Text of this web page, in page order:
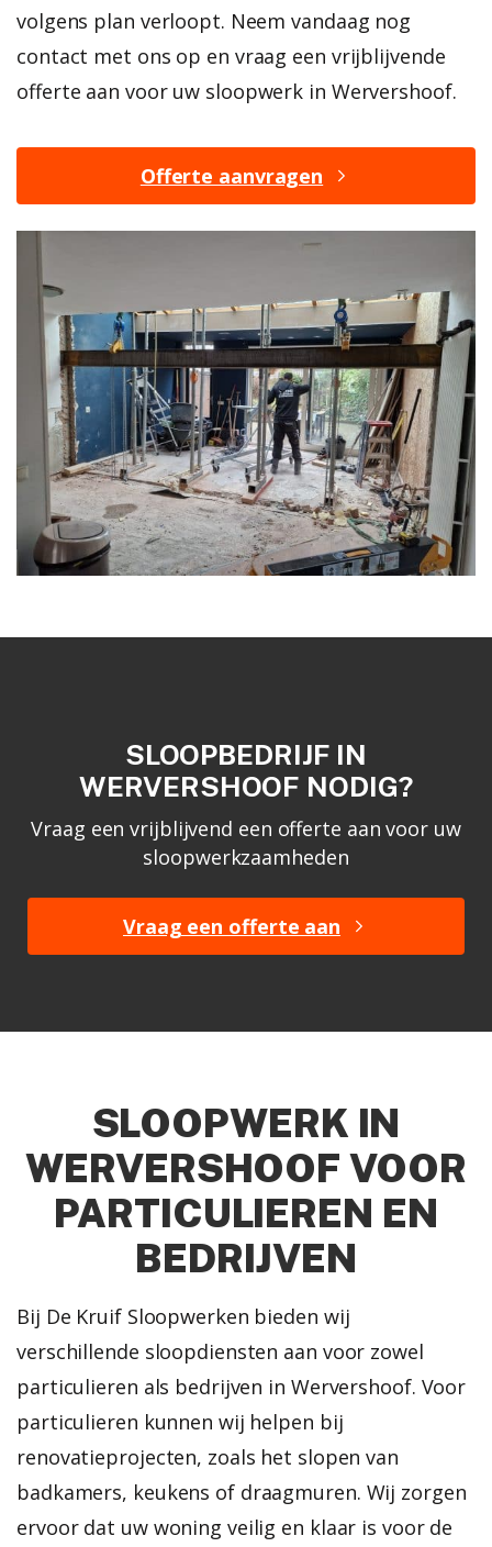
volgens plan verloopt. Neem vandaag nog
contact met ons op en vraag een vrijblijvende
offerte aan voor uw sloopwerk in Wervershoof.
Offerte aanvragen
SLOOPBEDRIJF IN
WERVERSHOOF NODIG?
Vraag een vrijblijvend een offerte aan voor uw
sloopwerkzaamheden
Vraag een offerte aan
SLOOPWERK IN
WERVERSHOOF VOOR
PARTICULIEREN EN
BEDRIJVEN
Bij De Kruif Sloopwerken bieden wij
verschillende sloopdiensten aan voor zowel
particulieren als bedrijven in Wervershoof. Voor
particulieren kunnen wij helpen bij
renovatieprojecten, zoals het slopen van
badkamers, keukens of draagmuren. Wij zorgen
ervoor dat uw woning veilig en klaar is voor de